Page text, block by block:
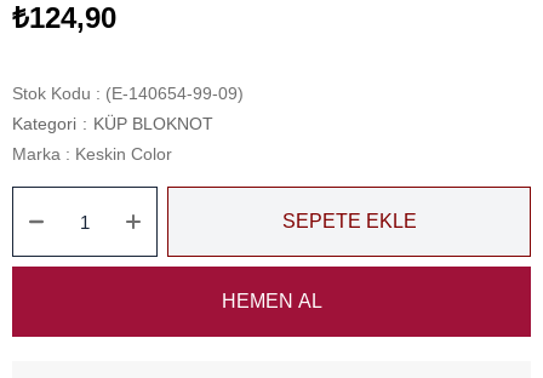
₺124,90
Stok Kodu
(E-140654-99-09)
Kategori : KÜP BLOKNOT
Marka : Keskin Color